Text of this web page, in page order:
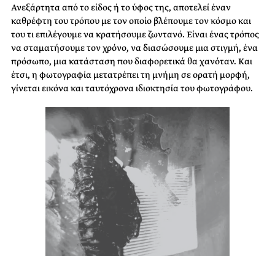
Ανεξάρτητα από το είδος ή το ύφος της, αποτελεί έναν
καθρέφτη του τρόπου με τον οποίο βλέπουμε τον κόσμο και
του τι επιλέγουμε να κρατήσουμε ζωντανό. Είναι ένας τρόπος
να σταματήσουμε τον χρόνο, να διασώσουμε μια στιγμή, ένα
πρόσωπο, μια κατάσταση που διαφορετικά θα χανόταν. Και
έτσι, η φωτογραφία μετατρέπει τη μνήμη σε ορατή μορφή,
γίνεται εικόνα και ταυτόχρονα ιδιοκτησία του φωτογράφου.